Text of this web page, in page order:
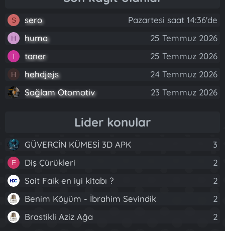
S sero Pazartesi saat 14:36'de
H huma 25 Temmuz 2026
T taner 25 Temmuz 2026
H hehdjejs
24 Temmuz 2026
Sağlam Otomotiv
23 Temmuz 2026
Lider konular
GÜVERCİN KÜMESİ 3D APK 3
E Diş Çürükleri
2
Sait Faik en iyi kitabı ?
2
Benim Köyüm - İbrahim Sevindik
2
Brastikli Aziz Ağa
2